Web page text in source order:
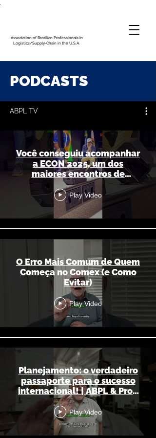
Association of Brazilian Professionals in
Logistics/Supply-Chain in the U.S.A.
PODCASTS
ABPL TV
Você conseguiu acompanhar
a ECON 2025, um dos
maiores encontros de
negócios das Américas?
Play Video
O Erro Mais Comum de Quem
Começa no Comex (e Como
Evitar)
Play Video
Planejamento: o verdadeiro
passaporte para o sucesso
internacional! | ABPL & Prof.
João Granato
Play Video